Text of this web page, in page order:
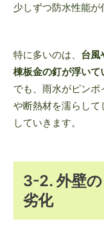
少しずつ防水性能が
特に多いのは、 台風
棟板金の釘が浮いて
でも、雨水がピン
や断熱材を濡らし
していきます。
3-2. 外壁
劣化